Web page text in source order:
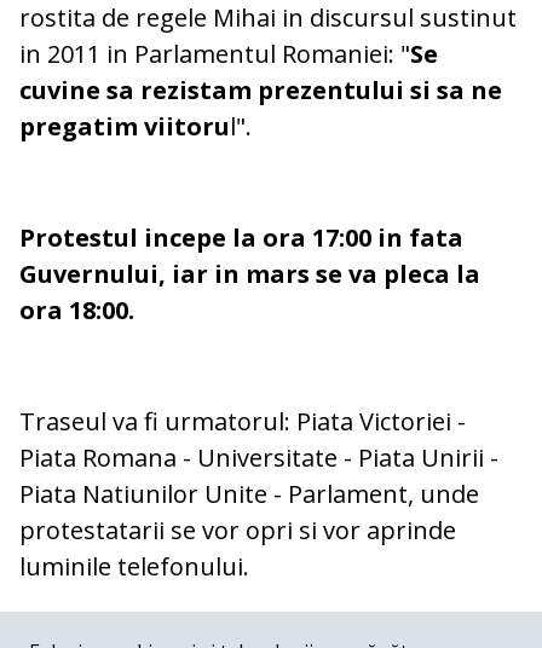
rostita de regele Mihai in discursul sustinut
in 2011 in Parlamentul Romaniei: "Se
cuvine sa rezistam prezentului si sa ne
pregatim viitorul".
Protestul incepe la ora 17:00 in fata
Guvernului, iar in mars se va pleca la
ora 18:00.
Traseul va fi urmatorul: Piata Victoriei -
Piata Romana - Universitate - Piata Unirii -
Piata Natiunilor Unite - Parlament, unde
protestatarii se vor opri si vor aprinde
luminile telefonului.
COMENTARII